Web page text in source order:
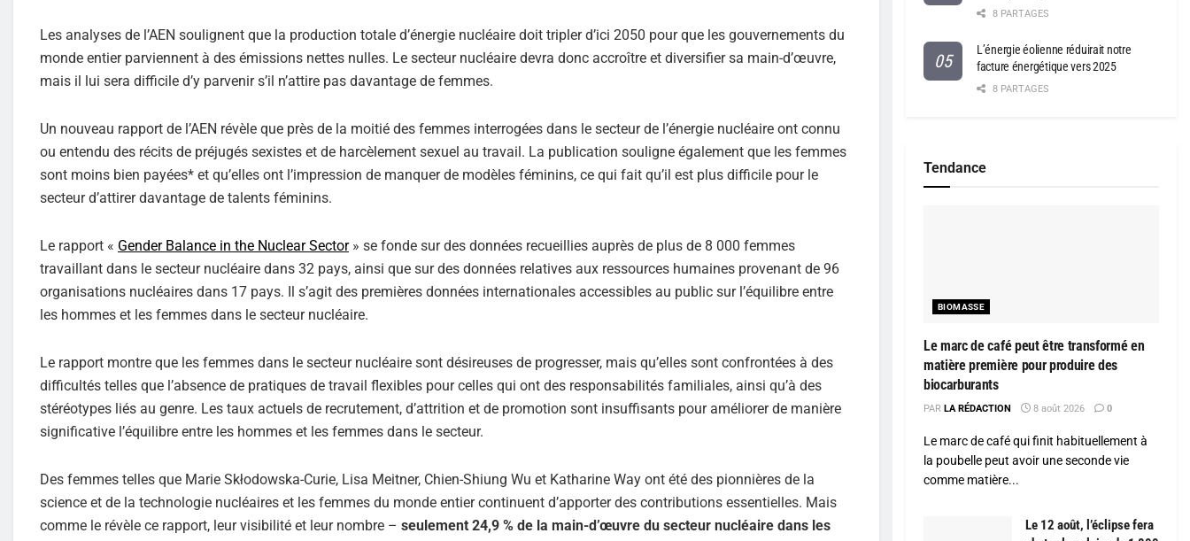
Les analyses de l’AEN soulignent que la production totale d’énergie nucléaire doit tripler d’ici 2050 pour que les gouvernements du
monde entier parviennent à des émissions nettes nulles. Le secteur nucléaire devra donc accroître et diversifier sa main-d’œuvre,
mais il lui sera difficile d’y parvenir s’il n’attire pas davantage de femmes.
Un nouveau rapport de l’AEN révèle que près de la moitié des femmes interrogées dans le secteur de l’énergie nucléaire ont connu
ou entendu des récits de préjugés sexistes et de harcèlement sexuel au travail. La publication souligne également que les femmes
sont moins bien payées* et qu’elles ont l’impression de manquer de modèles féminins, ce qui fait qu’il est plus difficile pour le
secteur d’attirer davantage de talents féminins.
Le rapport « Gender Balance in the Nuclear Sector» se fonde sur des données recueillies auprès de plus de 8 000 femmes
travaillant dans le secteur nucléaire dans 32 pays, ainsi que sur des données relatives aux ressources humaines provenant de 96
organisations nucléaires dans 17 pays. Il s’agit des premières données internationales accessibles au public sur l’équilibre entre
les hommes et les femmes dans le secteur nucléaire.
Le rapport montre que les femmes dans le secteur nucléaire sont désireuses de progresser, mais qu’elles sont confrontées à des
difficultés telles que l’absence de pratiques de travail flexibles pour celles qui ont des responsabilités familiales, ainsi qu’à des
stéréotypes liés au genre. Les taux actuels de recrutement, d’attrition et de promotion sont insuffisants pour améliorer de manière
significative l’équilibre entre les hommes et les femmes dans le secteur.
Des femmes telles que Marie Skłodowska-Curie, Lisa Meitner, Chien-Shiung Wu et Katharine Way ont été des pionnières de la
science et de la technologie nucléaires et les femmes du monde entier continuent d’apporter des contributions essentielles. Mais
comme le révèle ce rapport, leur visibilité et leur nombre – seulement 24,9 % de la main-d’œuvre du secteur nucléaire dans les
8 PARTAGES
L’énergie éolienne réduirait notre
facture énergétique vers 2025
8 PARTAGES
Tendance
BIOMASSE
Le marc de café peut être transformé en
matière première pour produire des
biocarburants
PAR LA RÉDACTION 8 août 2026 0
Le marc de café qui finit habituellement à
la poubelle peut avoir une seconde vie
comme matière...
Le 12 août, l’éclipse fera